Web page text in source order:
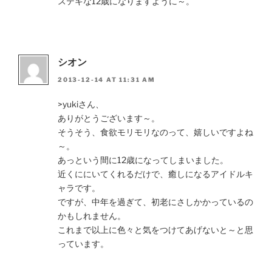
シオン
2013-12-14 AT 11:31 AM
>yukiさん、
ありがとうございます～。
そうそう、食欲モリモリなのって、嬉しいですよね
～。
あっという間に12歳になってしまいました。
近くににいてくれるだけで、癒しになるアイドルキ
ャラです。
ですが、中年を過ぎて、初老にさしかかっているの
かもしれません。
これまで以上に色々と気をつけてあげないと～と思
っています。